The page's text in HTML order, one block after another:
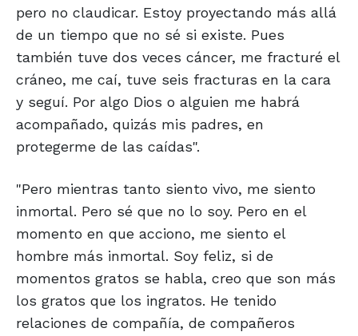
pero no claudicar. Estoy proyectando más allá
de un tiempo que no sé si existe. Pues
también tuve dos veces cáncer, me fracturé el
cráneo, me caí, tuve seis fracturas en la cara
y seguí. Por algo Dios o alguien me habrá
acompañado, quizás mis padres, en
protegerme de las caídas".
"Pero mientras tanto siento vivo, me siento
inmortal. Pero sé que no lo soy. Pero en el
momento en que acciono, me siento el
hombre más inmortal. Soy feliz, si de
momentos gratos se habla, creo que son más
los gratos que los ingratos. He tenido
relaciones de compañía, de compañeros